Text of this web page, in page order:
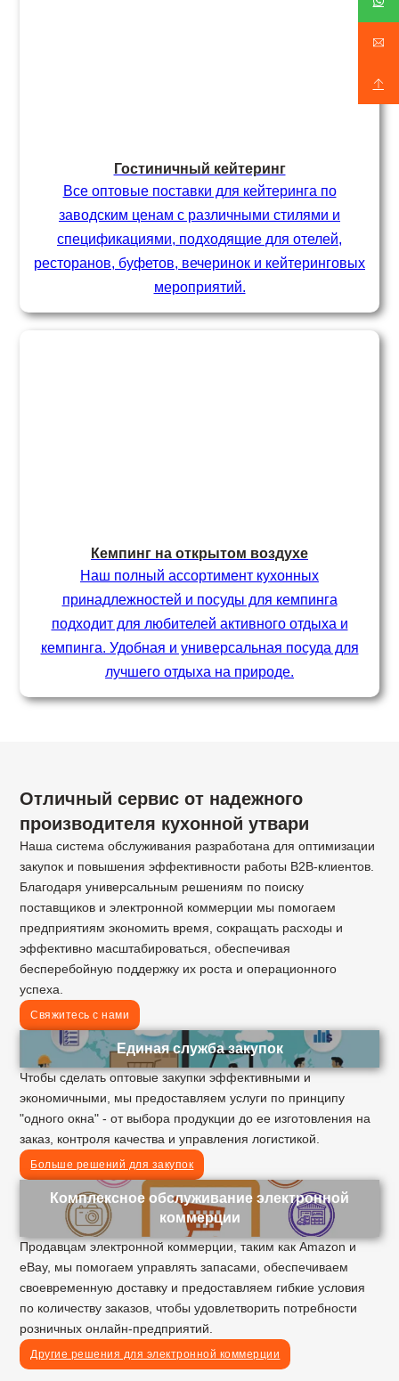
Гостиничный кейтеринг
Все оптовые поставки для кейтеринга по
заводским ценам с различными стилями и
спецификациями, подходящие для отелей,
ресторанов, буфетов, вечеринок и кейтеринговых
мероприятий.
Кемпинг на открытом воздухе
Наш полный ассортимент кухонных
принадлежностей и посуды для кемпинга
подходит для любителей активного отдыха и
кемпинга. Удобная и универсальная посуда для
лучшего отдыха на природе.
Отличный сервис от надежного
производителя кухонной утвари
Наша система обслуживания разработана для оптимизации
закупок и повышения эффективности работы B2B-клиентов.
Благодаря универсальным решениям по поиску
поставщиков и электронной коммерции мы помогаем
предприятиям экономить время, сокращать расходы и
эффективно масштабироваться, обеспечивая
бесперебойную поддержку их роста и операционного
успеха.
Свяжитесь с нами
Единая служба закупок
Чтобы сделать оптовые закупки эффективными и
экономичными, мы предоставляем услуги по принципу
"одного окна" - от выбора продукции до ее изготовления на
заказ, контроля качества и управления логистикой.
Больше решений для закупок
Комплексное обслуживание электронной
коммерции
Продавцам электронной коммерции, таким как Amazon и
eBay, мы помогаем управлять запасами, обеспечиваем
своевременную доставку и предоставляем гибкие условия
по количеству заказов, чтобы удовлетворить потребности
розничных онлайн-предприятий.
Другие решения для электронной коммерции